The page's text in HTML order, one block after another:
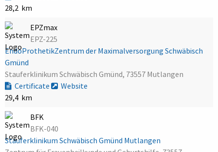
28,2 km
EPZmax
EPZ-225
EndoProthetikZentrum der Maximalversorgung Schwäbisch
Gmünd
Stauferklinikum Schwäbisch Gmünd, 73557 Mutlangen
Certificate
Website
29,4 km
BFK
BFK-040
Stauferklinikum Schwäbisch Gmünd Mutlangen